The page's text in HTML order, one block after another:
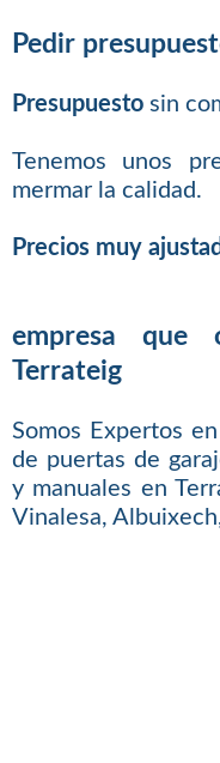
Pedir
Presupuestosin
Tenemos unos
mermar la calidad.
Precios muy
empresa que
Terrateig
Somos Expertos
de puertas de
y manuales en
Vinalesa,